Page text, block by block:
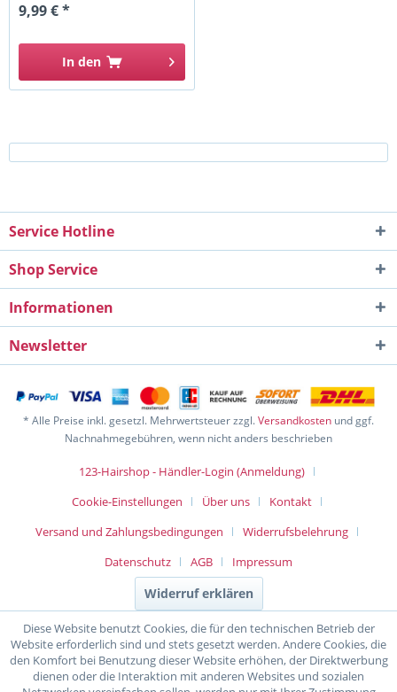
9,99 € *
In den
Service Hotline
Shop Service
Informationen
Newsletter
* Alle Preise inkl. gesetzl. Mehrwertsteuer zzgl.Versandkosten und ggf.
Nachnahmegebühren, wenn nicht anders beschrieben
123-Hairshop - Händler-Login (Anmeldung)
Cookie-Einstellungen
Über uns
Kontakt
Versand und Zahlungsbedingungen
Widerrufsbelehrung
Datenschutz
AGB Impressum
Widerruf erklären
Diese Website benutzt Cookies, die für den technischen Betrieb der
Website erforderlich sind und stets gesetzt werden. Andere Cookies, die
den Komfort bei Benutzung dieser Website erhöhen, der Direktwerbung
dienen oder die Interaktion mit anderen Websites und sozialen